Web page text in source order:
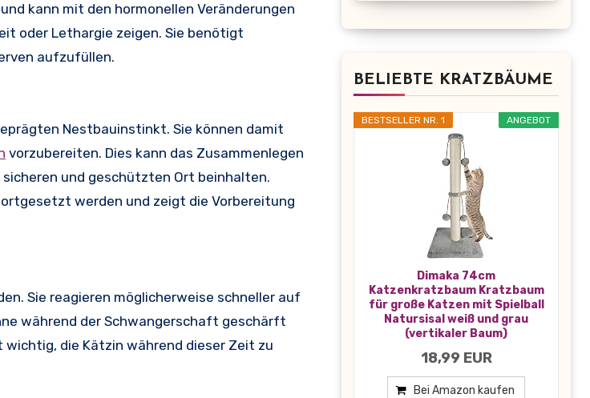
kann mit den hormonellen Veränderungen
oder Lethargie zeigen. Sie benötigt
aufzufüllen.
Nestbauinstinkt. Sie können damit
vorzubereiten. Dies kann das Zusammenlegen
sicheren und geschützten Ort beinhalten.
werden und zeigt die Vorbereitung
Sie reagieren möglicherweise schneller auf
während der Schwangerschaft geschärft
wichtig, die Kätzin während dieser Zeit zu
BELIEBTE KRATZBÄUME
ANGEBOT
BESTSELLER NR. 1
Dimaka 74cm
Katzenkratzbaum Kratzbaum
für große Katzen mit Spielball
Natursisal weiß und grau
(vertikaler Baum)
18,99 EUR
Bei Amazon kaufen